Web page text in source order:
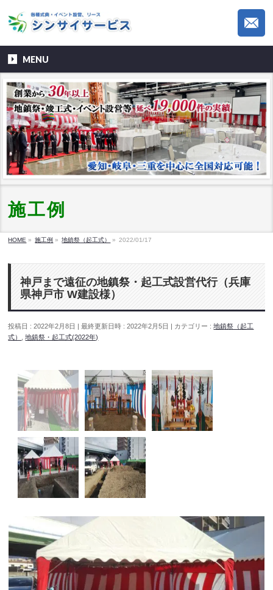
MENU
施工例
HOME » 施工例 » 地鎮祭（起工式） » 2022/01/17
神戸まで遠征の地鎮祭・起工式設営代行（兵庫
県神戸市 W建設様）
投稿日 : 2022年2月8日 最終更新日時 : 2022年2月5日 カテゴリー :地鎮祭（起工
式）
,地鎮祭・起工式(2022年)